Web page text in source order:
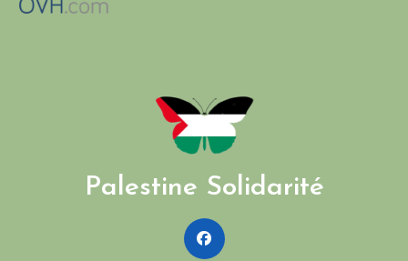
Palestine Solidarité